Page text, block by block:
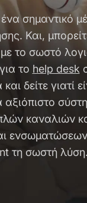
σημαντικό
Και,
το σωστό
το help desk
δείτε γιατί
καναλιών
ενσωματώσεων
τη σωστή λύση.